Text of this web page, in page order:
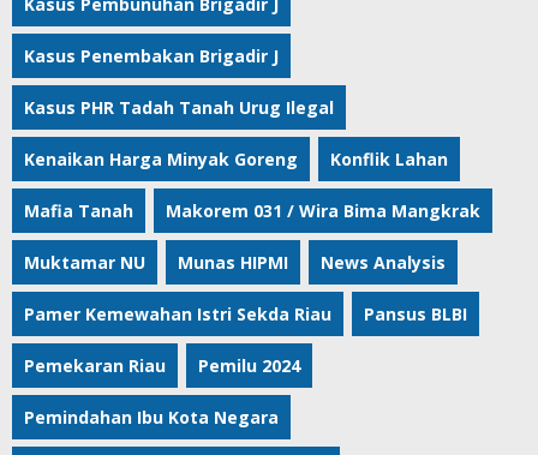
Kasus Penembakan Brigadir J
Kasus PHR Tadah Tanah Urug Ilegal
Kenaikan Harga Minyak Goreng Konflik Lahan
Mafia Tanah Makorem 031 / Wira Bima Mangkrak
Muktamar NU Munas HIPMI News Analysis
Pamer Kemewahan Istri Sekda Riau Pansus BLBI
Pemekaran Riau Pemilu 2024
Pemindahan Ibu Kota Negara